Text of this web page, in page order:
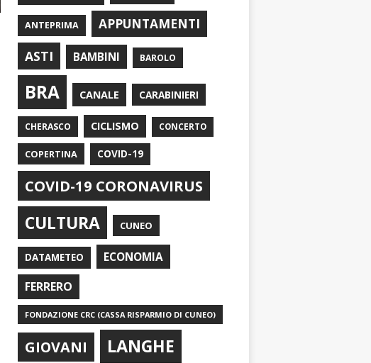
ANTEPRIMA
APPUNTAMENTI
ASTI
BAMBINI BAROLO
BRA CANALE CARABINIERI
CHERASCO CICLISMO CONCERTO
COPERTINA COVID-19
COVID-19 CORONAVIRUS
CULTURA CUNEO
DATAMETEO ECONOMIA
FERRERO
FONDAZIONE CRC (CASSA RISPARMIO DI CUNEO)
GIOVANI LANGHE